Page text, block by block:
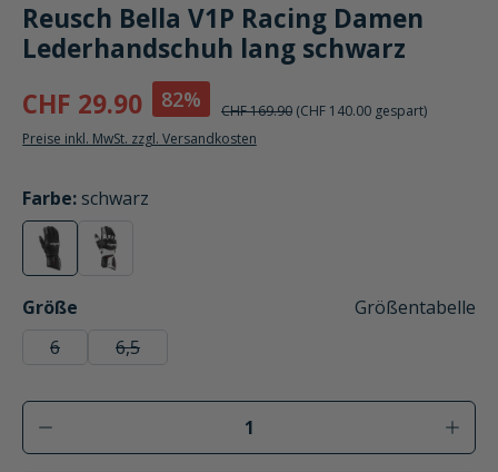
Reusch Bella V1P Racing Damen
Lederhandschuh lang schwarz
CHF 29.90
82% CHF 169.90 (CHF 140.00 gespart)
Preise inkl. MwSt. zzgl. Versandkosten
Farbe
auswählen
: schwarz
schwarz
(Diese Option ist zurzeit nicht verfügbar.)
weiß
(Diese Option ist zurzeit nicht verfügbar.)
Größe
auswählen
Größentabelle
6(Diese Option ist zurzeit nicht verfügbar.)
6,5(Diese Option ist zurzeit nicht verfügbar.)
Produkt Anzahl: Gib den gewünschten